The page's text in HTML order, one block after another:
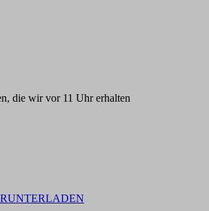
die wir vor 11 Uhr erhalten